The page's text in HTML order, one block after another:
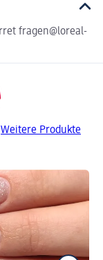
fragen@loreal-
Weitere Produkte